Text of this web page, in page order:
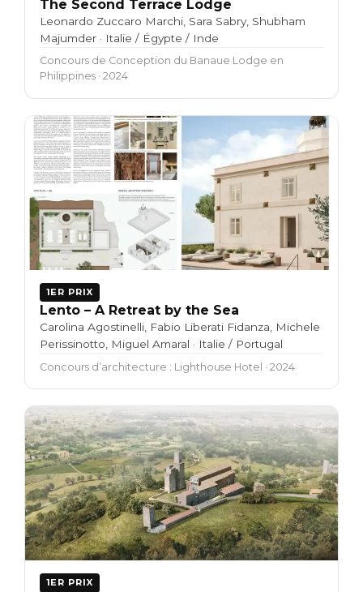
The Second Terrace Lodge
Leonardo Zuccaro Marchi, Sara Sabry, Shubham
Majumder · Italie / Égypte / Inde
Concours de Conception du Banaue Lodge en
Philippines · 2024
1ER PRIX
Lento – A Retreat by the Sea
Carolina Agostinelli, Fabio Liberati Fidanza, Michele
Perissinotto, Miguel Amaral · Italie / Portugal
Concours d’architecture : Lighthouse Hotel · 2024
1ER PRIX